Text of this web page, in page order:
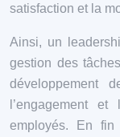
satisfaction et la
Ainsi, un
gestion des
développement
l’engagement
employés. En